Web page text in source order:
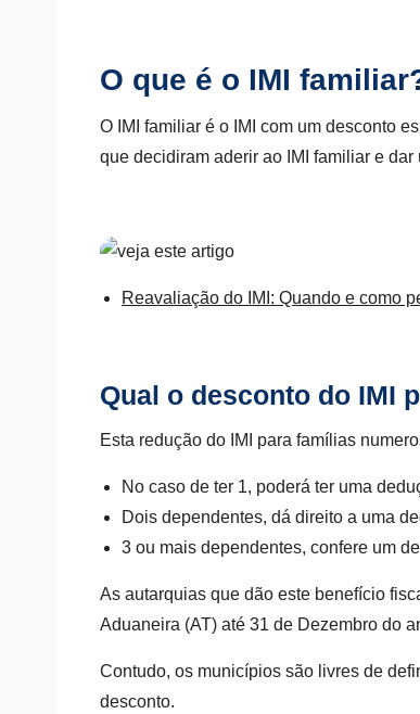
O que é o IMI
O IMI familiar é o IMI com um desconto
que decidiram aderir ao IMI familiar e
Reavaliação do IMI: Quando e como
Qual o desconto do IMI
Esta redução do IMI para famílias
No caso de ter 1, poderá ter uma
Dois dependentes, dá direito a uma
3 ou mais dependentes, confere um
As autarquias que dão este benefício
Aduaneira (AT) até 31 de Dezembro do
Contudo, os municípios são livres de
desconto.